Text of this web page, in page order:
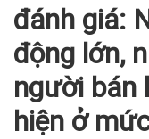
đánh giá:
động lớn,
người bán
hiện ở